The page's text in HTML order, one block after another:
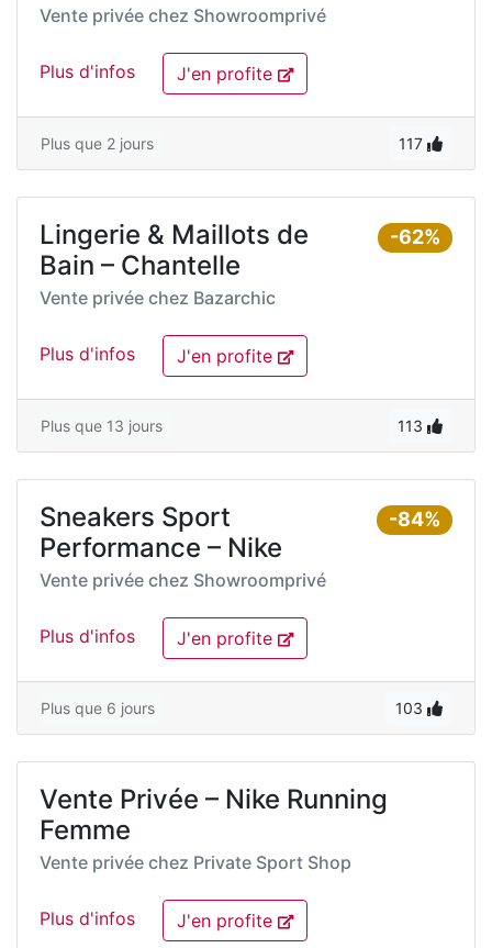
Vente privée chez Showroomprivé
Plus d'infos J'en profite
Plus que 2 jours 117
-62%
Lingerie & Maillots de
Bain – Chantelle
Vente privée chez Bazarchic
Plus d'infos J'en profite
Plus que 13 jours 113
-84%
Sneakers Sport
Performance – Nike
Vente privée chez Showroomprivé
Plus d'infos J'en profite
Plus que 6 jours 103
Vente Privée – Nike Running
Femme
Vente privée chez Private Sport Shop
Plus d'infos J'en profite